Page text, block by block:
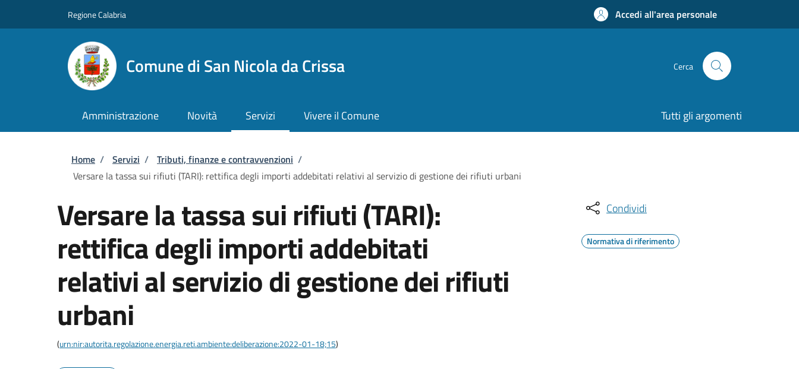
Regione Calabria Accedi all'area personale
Comune di San Nicola da Crissa Cerca
Amministrazione Novità Servizi Vivere il Comune Tutti gli argomenti
Briciole di pane
Home / Servizi / Tributi, finanze e contravvenzioni /
Versare la tassa sui rifiuti (TARI): rettifica degli importi addebitati relativi al servizio di gestione dei rifiuti urbani
Versare la tassa sui rifiuti (TARI):
rettifica degli importi addebitati
relativi al servizio di gestione dei rifiuti
urbani
(urn:nir:autorita.regolazione.energia.reti.ambiente:deliberazione:2022-01-18;15)
Condividi
Normativa di riferimento